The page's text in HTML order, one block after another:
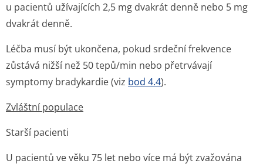
u pacientů užívajících 2,5 mg dvakrát denně nebo 5 mg
dvakrát denně.
Léčba musí být ukončena, pokud srdeční frekvence
zůstává nižší než 50 tepů/min nebo přetrvávají
symptomy bradykardie (viz bod 4.4).
Zvláštní populace
Starší pacienti
U pacientů ve věku 75 let nebo více má být zvažována